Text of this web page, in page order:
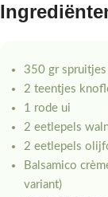
350 gr spruitjes
2 teentjes
1 rode ui
2 eetlepels
2 eetlepels
Balsamico
variant)